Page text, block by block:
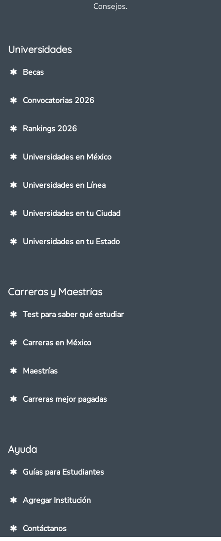
Consejos.
Universidades
Becas
Convocatorias 2026
Rankings 2026
Universidades en México
Universidades en Línea
Universidades en tu Ciudad
Universidades en tu Estado
Carreras y Maestrías
Test para saber qué estudiar
Carreras en México
Maestrías
Carreras mejor pagadas
Ayuda
Guías para Estudiantes
Agregar Institución
Contáctanos